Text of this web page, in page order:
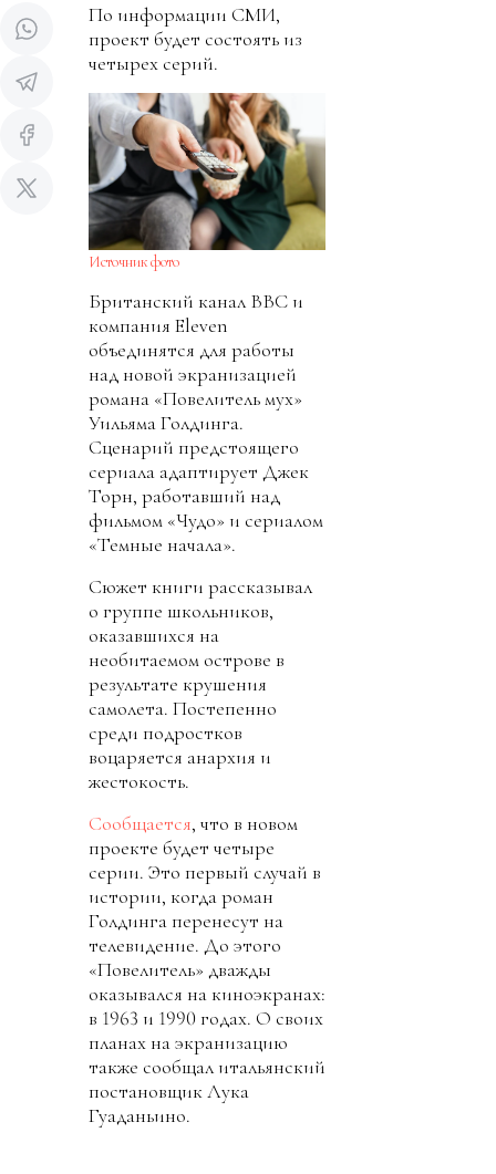
По информации СМИ,
проект будет состоять из
четырех серий.
Источник фото
Британский канал BBC и
компания Eleven
объединятся для работы
над новой экранизацией
романа «Повелитель мух»
Уильяма Голдинга.
Сценарий предстоящего
сериала адаптирует Джек
Торн, работавший над
фильмом «Чудо» и сериалом
«Темные начала».
Сюжет книги рассказывал
о группе школьников,
оказавшихся на
необитаемом острове в
результате крушения
самолета. Постепенно
среди подростков
воцаряется анархия и
жестокость.
Сообщается, что в новом
проекте будет четыре
серии. Это первый случай в
истории, когда роман
Голдинга перенесут на
телевидение. До этого
«Повелитель» дважды
оказывался на киноэкранах:
в 1963 и 1990 годах. О своих
планах на экранизацию
также сообщал итальянский
постановщик Лука
Гуаданьино.